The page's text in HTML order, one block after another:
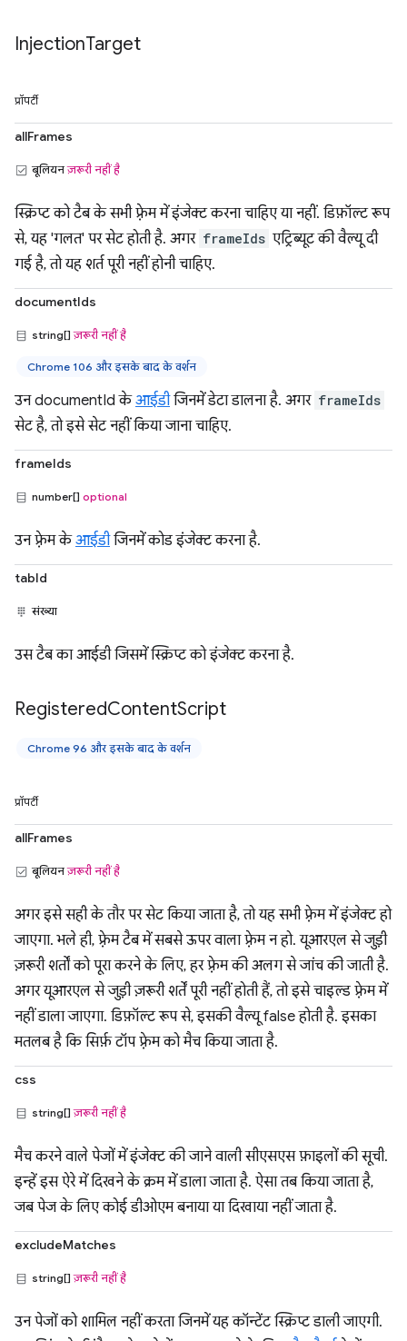
InjectionTarget
प्रॉपर्टी
allFrames
बूलियनज़रूरी नहीं है
स्क्रिप्ट को टैब के सभी फ़्रेम में इंजेक्ट करना चाहिए या नहीं. डिफ़ॉल्ट रूप
से, यह 'गलत' पर सेट होती है. अगर frameIds एट्रिब्यूट की वैल्यू दी
गई है, तो यह शर्त पूरी नहीं होनी चाहिए.
documentIds
string[]ज़रूरी नहीं है
Chrome 106 और इसके बाद के वर्शन
उन documentId केआईडीजिनमें डेटा डालना है. अगर frameIds
सेट है, तो इसे सेट नहीं किया जाना चाहिए.
frameIds
number[] optional
उन फ़्रेम केआईडीजिनमें कोड इंजेक्ट करना है.
tabId
संख्या
उस टैब का आईडी जिसमें स्क्रिप्ट को इंजेक्ट करना है.
RegisteredContentScript
Chrome 96 और इसके बाद के वर्शन
प्रॉपर्टी
allFrames
बूलियनज़रूरी नहीं है
अगर इसे सही के तौर पर सेट किया जाता है, तो यह सभी फ़्रेम में इंजेक्ट हो
जाएगा. भले ही, फ़्रेम टैब में सबसे ऊपर वाला फ़्रेम न हो. यूआरएल से जुड़ी
ज़रूरी शर्तों को पूरा करने के लिए, हर फ़्रेम की अलग से जांच की जाती है.
अगर यूआरएल से जुड़ी ज़रूरी शर्तें पूरी नहीं होती हैं, तो इसे चाइल्ड फ़्रेम में
नहीं डाला जाएगा. डिफ़ॉल्ट रूप से, इसकी वैल्यू false होती है. इसका
मतलब है कि सिर्फ़ टॉप फ़्रेम को मैच किया जाता है.
css
string[]ज़रूरी नहीं है
मैच करने वाले पेजों में इंजेक्ट की जाने वाली सीएसएस फ़ाइलों की सूची.
इन्हें इस ऐरे में दिखने के क्रम में डाला जाता है. ऐसा तब किया जाता है,
जब पेज के लिए कोई डीओएम बनाया या दिखाया नहीं जाता है.
excludeMatches
string[]ज़रूरी नहीं है
उन पेजों को शामिल नहीं करता जिनमें यह कॉन्टेंट स्क्रिप्ट डाली जाएगी.